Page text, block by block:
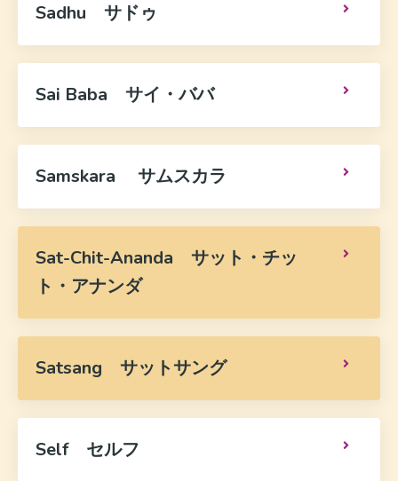
Sadhu サドゥ
Sai Baba サイ・ババ
Samskara サムスカラ
Sat-Chit-Ananda サット・チッ
ト・アナンダ
Satsang サットサング
Self セルフ